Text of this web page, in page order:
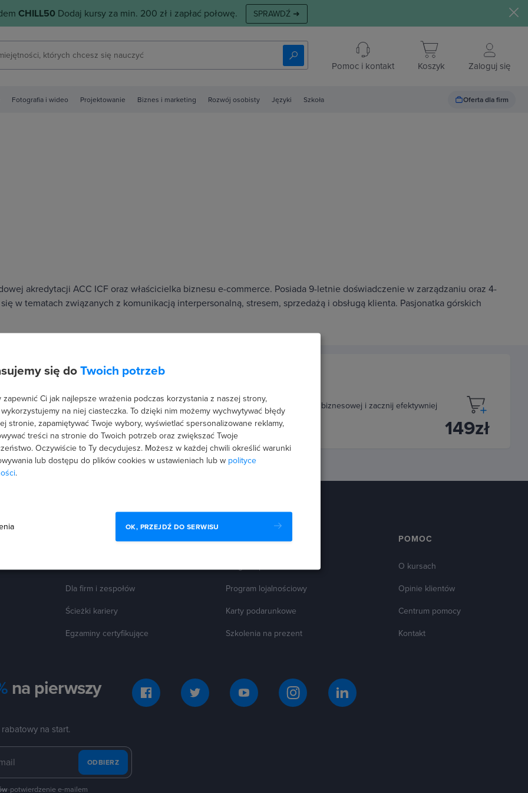
CHILL50Dodaj kursy za min. 200 zł i zapłać połowę. SPRAWDŹ ➜
Pomoc i kontakt Koszyk Zaloguj się
Fotografia i wideo Projektowanie Biznes i marketing Rozwój osobisty Języki Szkoła Oferta dla firm
akredytacji ACC ICF oraz właścicielka biznesu e-commerce. Posiada 9-letnie doświadczenie w zarządzaniu oraz 4-
w tematach związanych z komunikacją interpersonalną, stresem, sprzedażą i obsługą klienta. Pasjonatka górskich
mailowa i organizacja skrzynki pocztowej
zwięzłe i konkretne maile. Dowiedz się, jak unikać częstych błędów w korespondencji biznesowej i zacznij efektywniej
20 pytań testowych 149zł
Dla firm i zespołów
Ścieżki kariery
Egzaminy certyfikujące
DLA UCZESTNIKÓW
Program lojalnościowy
Karty podarunkowe
Szkolenia na prezent
POMOC
O kursach
Opinie klientów
Centrum pomocy
Kontakt
na pierwszy
na start.
ODBIERZ
•potwierdzenie e-mailem
się do Twoich potrzeb
zapewnić Ci jak najlepsze wrażenia podczas korzystania z naszej strony,
na niej ciasteczka. To dzięki nim możemy wychwytywać błędy
stronie, zapamiętywać Twoje wybory, wyświetlać spersonalizowane reklamy,
treści na stronie do Twoich potrzeb oraz zwiększać Twoje
Oczywiście to Ty decydujesz. Możesz w każdej chwili określić warunki
lub dostępu do plików cookies w ustawieniach lub w polityce
.
OK, PRZEJDŹ DO SERWISU